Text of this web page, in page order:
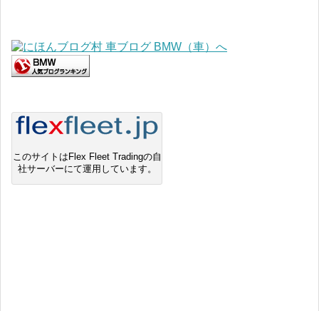
このサイトはFlex Fleet Tradingの自
社サーバーにて運用しています。